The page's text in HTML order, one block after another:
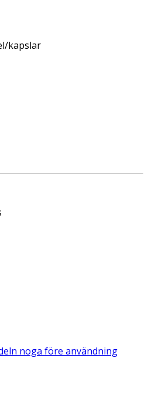
kapslar
noga före användning